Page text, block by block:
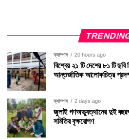
ক্যাম্পাস 20 hours ago
বিশ্বের ২১ টি দেশের ৮১ টি ছবি
আন্তর্জাতিক আলোকচিত্র
ক্যাম্পাস 2 days ago
জুলাই গণঅভ্যুত্থানের দুই
সমিতির বৃক্ষরোপণ